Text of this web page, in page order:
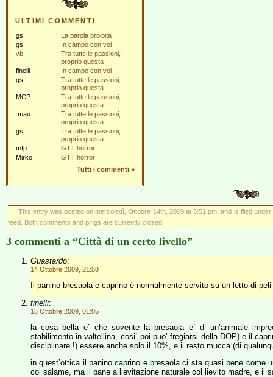
ULTIMI COMMENTI
gs
La parola proibita
gs
In campo con voi
vb
Tra tutte le passioni,
proprio questa
finelli
In campo con voi
gs
Tra tutte le passioni,
proprio questa
MCP
Tra tutte le passioni,
proprio questa
.mau.
Tra tutte le passioni,
proprio questa
gs
Tra tutte le passioni,
proprio questa
mfp
GTT horror
Mirko
GTT horror
Tutti i commenti »
This entry was posted on mercoledì, Ottobre 14th, 2009 at 5:51 pm, and is filed under
feed. Both comments and pings are currently closed.
3 commenti a “Città di un certo livello”
Guastardo:
14 Ottobre 2009, 21:58
Il panino bresaola e caprino è normalmente servito su un letto di
finelli:
15 Ottobre 2009, 01:05
la cosa bella e` che sovente la bresaola e` di un’animale
stabilimento in valtellina, cosi` poi puo’ fregiarsi della DOP) e il
disciplinare !) essere anche solo il 10%, e il resto mucca (di
in quest’ottica il panino caprino e bresaola ci sta quasi bene
col salame, ma il pane a lievitazione naturale col lievito madre, e il